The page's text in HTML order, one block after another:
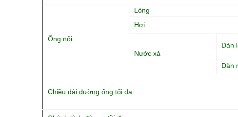
Ống nối
Lỏng
Hơi
Nước xả
Dàn
Dàn
Chiều dài đường ống tối đa